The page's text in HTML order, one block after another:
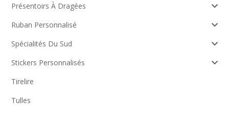
Présentoirs À Dragées
Ruban Personnalisé
Spécialités Du Sud
Stickers Personnalisés
Tirelire
Tulles